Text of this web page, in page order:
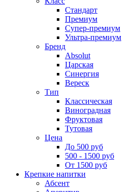
Стандарт
Премиум
Супер-премиум
Ультра-премиум
Бренд
Absolut
Царская
Синергия
Вереск
Тип
Классическая
Виноградная
Фруктовая
Тутовая
Цена
До 500 руб
500 - 1500 руб
От 1500 руб
Крепкие напитки
Абсент